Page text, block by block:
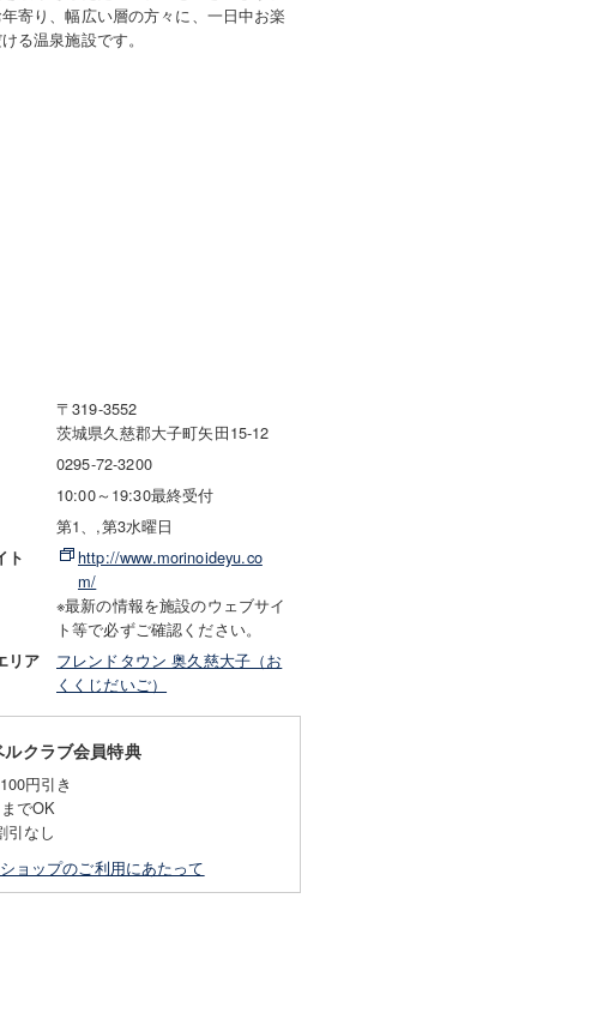
寄り、幅広い層の方々に、一日中お楽
る温泉施設です。
〒319-3552
茨城県久慈郡大子町矢田15-12
0295-72-3200
10:00～19:30最終受付
第1、,第3水曜日
ト
http://www.morinoideyu.co
m/
※最新の情報を施設のウェブサイ
ト等で必ずご確認ください。
リア
フレンドタウン 奥久慈大子（お
くくじだいご）
ルクラブ会員特典
円引き
でOK
引なし
ョップのご利用にあたって